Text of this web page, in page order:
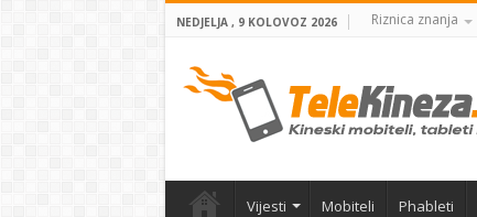
NEDJELJA , 9 KOLOVOZ 2026 Riznica znanja
Vijesti Mobiteli Phableti